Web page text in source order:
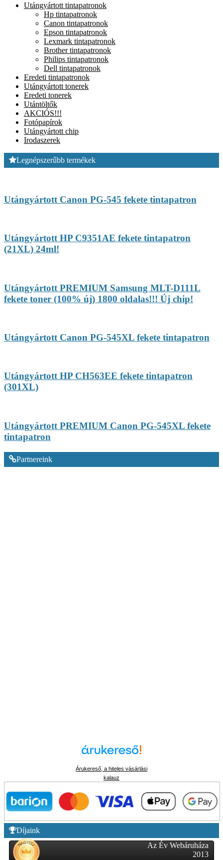
Utángyártott tintapatronok
Hp tintapatronok
Canon tintapatronok
Epson tintapatronok
Lexmark tintapatronok
Brother tintapatronok
Philips tintapatronok
Dell tintapatronok
Eredeti tintapatronok
Utángyártott tonerek
Eredeti tonerek
Utántöltők
AKCIÓS!!!
Fotópapírok
Utángyártott chip
Irodaszerek
Legnépszerűbb termékek
Utángyártott Canon PG-545 fekete tintapatron
Utángyártott HP C9351AE fekete tintapatron
(21XL) 24ml!
Utángyártott PREMIUM Samsung MLT-D111L
fekete toner (100% új) 1800 oldalas!!! Új chip!
Utángyártott Canon PG-545XL fekete tintapatron
Utángyártott HP CH563EE fekete tintapatron
(301XL)
Utángyártott PREMIUM Canon PG-545XL fekete
tintapatron
Partnereink
Árukereső, a hiteles vásárlási
kalauz
Díjaink
Az Év Webáruháza
2013